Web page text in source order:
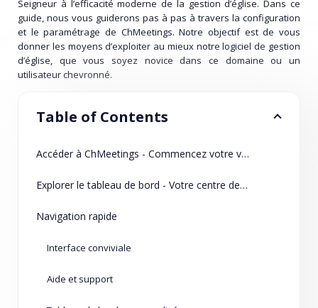
Seigneur à l’efficacité moderne de la gestion d’église. Dans ce
guide, nous vous guiderons pas à pas à travers la configuration
et le paramétrage de ChMeetings. Notre objectif est de vous
donner les moyens d’exploiter au mieux notre logiciel de gestion
d’église, que vous soyez novice dans ce domaine ou un
utilisateur chevronné.
Table of Contents
Accéder à ChMeetings - Commencez votre voyage
Explorer le tableau de bord - Votre centre de commandement
Navigation rapide
Interface conviviale
Aide et support